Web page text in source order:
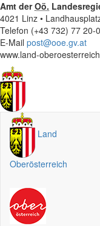
Amt derOö.
4021 Linz •
Telefon (+43 732) 77 20-0
E-Mail post@ooe.gv.at
www.land-
Land
Oberösterreich